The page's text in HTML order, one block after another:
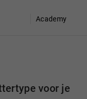
Academy
voor je